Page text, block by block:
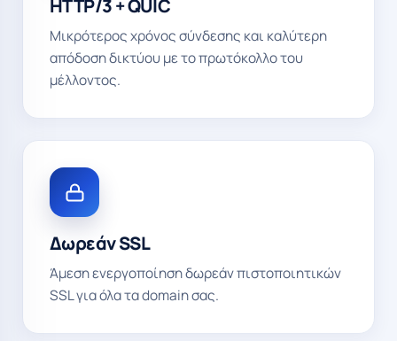
HTTP/3 + QUIC
Μικρότερος χρόνος σύνδεσης και καλύτερη
απόδοση δικτύου με το πρωτόκολλο του
μέλλοντος.
Δωρεάν SSL
Άμεση ενεργοποίηση δωρεάν πιστοποιητικών
SSL για όλα τα domain σας.